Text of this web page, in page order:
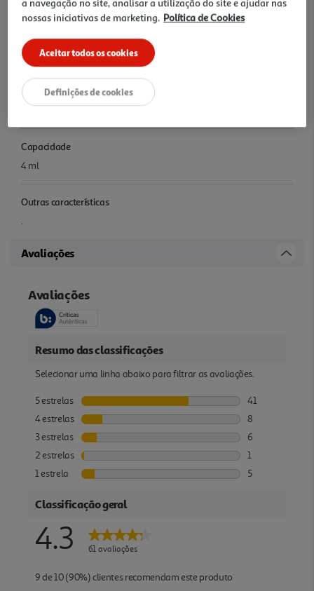
Referência tinteiro
T6N02AE#ABE
Cor da tinta
Capacidade
4 ml
Outras características
.
Avaliações
a navegação no site, analisar a utilização do site e ajudar nas
nossas iniciativas de marketing. Política de Cookies
Aceitar todos os cookies
Definições de cookies